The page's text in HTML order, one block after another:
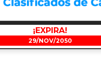
¡EXPIRA!
29/NOV/2050